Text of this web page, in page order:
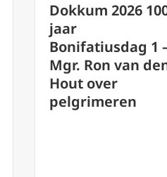
Youth Days
5 Willem Donker
: van
geloofscrisis
naar roeping